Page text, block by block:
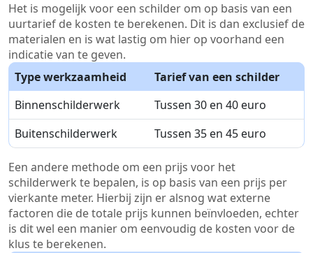
Het is mogelijk voor een schilder om op basis van een
uurtarief de kosten te berekenen. Dit is dan exclusief de
materialen en is wat lastig om hier op voorhand een
indicatie van te geven.
Type werkzaamheid
Tarief van een schilder
Binnenschilderwerk
Tussen 30 en 40 euro
Buitenschilderwerk
Tussen 35 en 45 euro
Een andere methode om een prijs voor het
schilderwerk te bepalen, is op basis van een prijs per
vierkante meter. Hierbij zijn er alsnog wat externe
factoren die de totale prijs kunnen beïnvloeden, echter
is dit wel een manier om eenvoudig de kosten voor de
klus te berekenen.